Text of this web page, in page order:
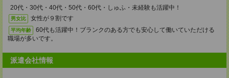
20代・30代・40代・50代・60代・しゅふ・未経験も活躍中！
男女比 女性が９割です
平均年齢
60代も活躍中！ブランクのある方でも安心して働いていただける
職場が多いです。
派遣会社情報